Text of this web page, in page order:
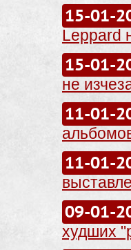
15-01-
Leppard
15-01-
не
11-01-
11-01-
09-01-
худших